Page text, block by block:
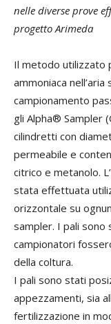
nelle diverse prove
progetto Arimeda
Il metodo utilizzato
ammoniaca
campionamento
gli Alpha® Sampler
cilindretti con
permeabile e
citrico e metanolo.
stata effettuata
orizzontale su
sampler. I pali sono
campionatori
della coltura.
I pali sono stati
appezzamenti, sia
fertilizzazione in